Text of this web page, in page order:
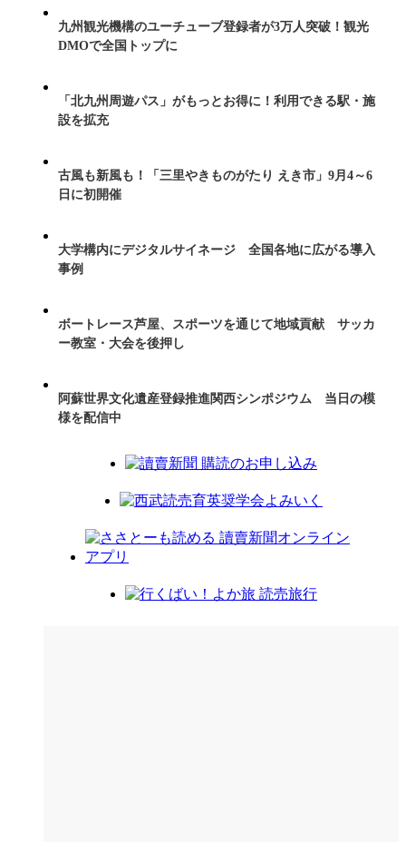
九州観光機構のユーチューブ登録者が3万人突破！観光
DMOで全国トップに
「北九州周遊パス」がもっとお得に！利用できる駅・施
設を拡充
古風も新風も！「三里やきものがたり えき市」9月4～6
日に初開催
大学構内にデジタルサイネージ 全国各地に広がる導入
事例
ボートレース芦屋、スポーツを通じて地域貢献 サッカ
ー教室・大会を後押し
阿蘇世界文化遺産登録推進関西シンポジウム 当日の模
様を配信中